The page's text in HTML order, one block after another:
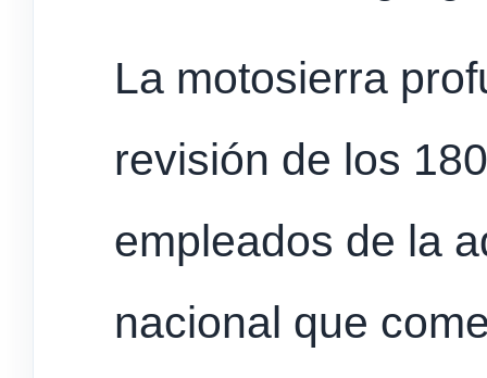
La motosierra
revisión de los
empleados de la
nacional que